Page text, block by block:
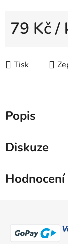
79 Kč/
Tisk
Popis
Diskuze
Hodnocení